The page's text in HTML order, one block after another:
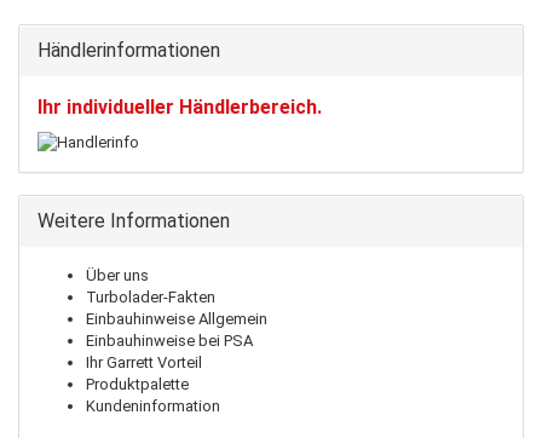
Händlerinformationen
Ihr individueller Händlerbereich.
Weitere Informationen
Über uns
Turbolader-Fakten
Einbauhinweise Allgemein
Einbauhinweise bei PSA
Ihr Garrett Vorteil
Produktpalette
Kundeninformation